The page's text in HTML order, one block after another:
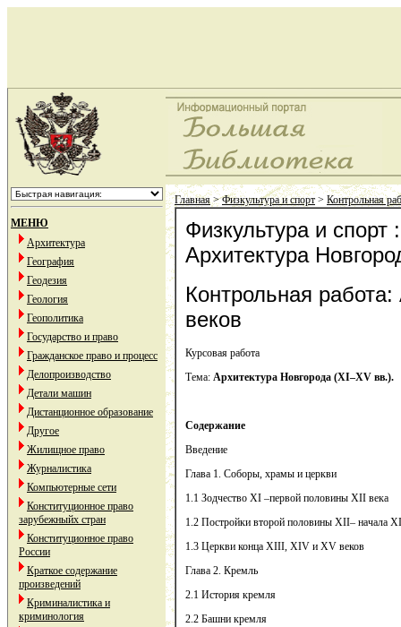
МЕНЮ
Архитектура
География
Геодезия
Геология
Геополитика
Государство и право
Гражданское право и процесс
Делопроизводство
Детали машин
Дистанционное образование
Другое
Жилищное право
Журналистика
Компьютерные сети
Конституционное право
зарубежныйх стран
Конституционное право
России
Краткое содержание
произведений
Криминалистика и
криминология
Главная>Физкультура и спорт > Контрольная
Физкультура и спорт
Архитектура
Контрольная
веков
Курсовая работа
Тема: Архитектура Новгорода (XI–XV вв.).
Содержание
Введение
Глава 1. Соборы, храмы и церкви
1.1 Зодчество XI –первой половины XII века
1.2 Постройки второй половины XII– начала
1.3 Церкви конца XIII, XIV и XV веков
Глава 2. Кремль
2.1 История кремля
2.2 Башни кремля